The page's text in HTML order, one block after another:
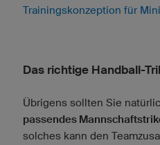
Trainingskonzeption für
Das richtige Handball-
Übrigens sollten Sie
passendes
solches kann den